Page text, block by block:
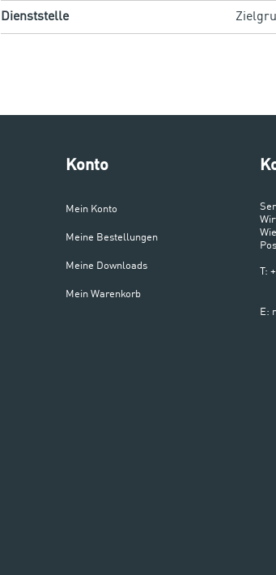
Dienststelle
Konto
Mein Konto
Meine Bestellungen
Meine Downloads
Mein Warenkorb
T:
E: